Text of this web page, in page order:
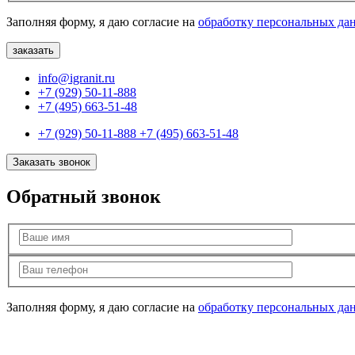
Заполняя форму, я даю согласие на обработку персональных
info@igranit.ru
+7 (929) 50-11-888
+7 (495) 663-51-48
+7 (929) 50-11-888 +7 (495) 663-51-48
Заказать звонок
Обратный звонок
Заполняя форму, я даю согласие на обработку персональных